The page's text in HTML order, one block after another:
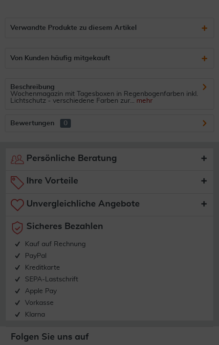
Verwandte Produkte zu diesem Artikel
Von Kunden häufig mitgekauft
Beschreibung
Wochenmagazin mit Tagesboxen in Regenbogenfarben inkl.
Lichtschutz - verschiedene Farben zur... mehr
Bewertungen 0
Persönliche Beratung
Ihre Vorteile
Unvergleichliche Angebote
Sicheres Bezahlen
Kauf auf Rechnung
PayPal
Kreditkarte
SEPA-Lastschrift
Apple Pay
Vorkasse
Klarna
Folgen Sie uns auf